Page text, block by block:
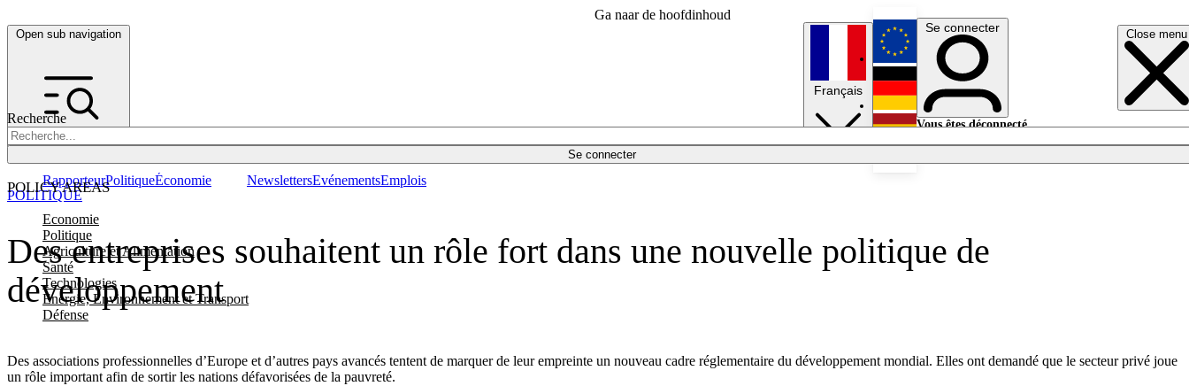
Ga naar de hoofdinhoud
Open sub navigation Close menu
Recherche
Se connecter
POLICY AREAS
Economie
Politique
Agriculture et Alimentation
Santé
Technologies
Energie, Environnement et Transport
Défense
RapporteurPolitiqueÉconomie NewslettersEvénementsEmplois
Français
English
Deutsch
Se connecter
Vous êtes déconnecté.
Des entreprises souhaitent un rôle fort dans une nouvelle politique de
développement
Des associations professionnelles d’Europe et d’autres pays avancés tentent de marquer de leur empreinte un nouveau cadre réglementaire du développement mondial. Elles ont demandé que le secteur privé joue
un rôle important afin de sortir les nations défavorisées de la pauvreté.
POLITIQUE